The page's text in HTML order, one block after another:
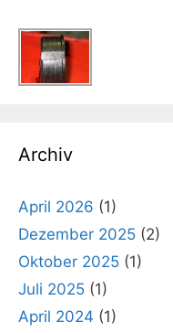
Archiv
April 2026 (1)
Dezember 2025 (2)
Oktober 2025 (1)
Juli 2025 (1)
April 2024 (1)